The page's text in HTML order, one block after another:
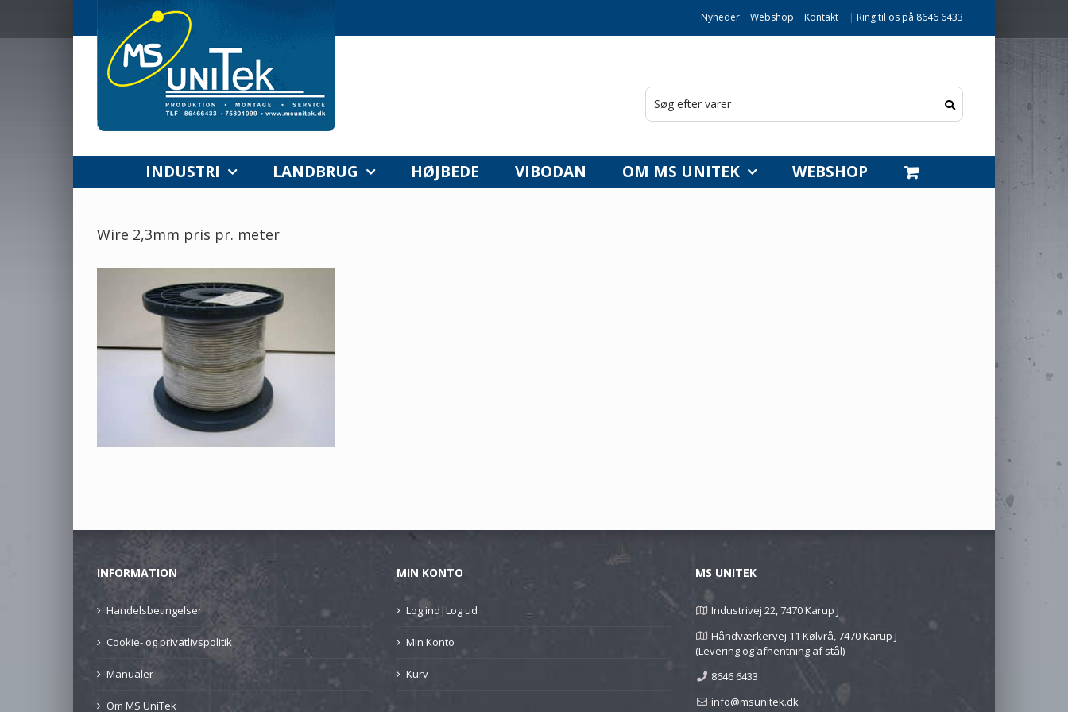
content
Nyheder Webshop Kontakt | Ring til os på 8646 6433
INDUSTRI LANDBRUG HØJBEDE VIBODAN OM MS UNITEK WEBSHOP
Wire 2,3mm pris pr. meter
INFORMATION
Handelsbetingelser
Cookie- og privatlivspolitik
Manualer
Om MS UniTek
MIN KONTO
Log ind|Log ud
Min Konto
Kurv
MS UNITEK
Industrivej 22, 7470 Karup J
Håndværkervej 11 Kølvrå, 7470 Karup J
(Levering og afhentning af stål)
8646 6433
info@msunitek.dk